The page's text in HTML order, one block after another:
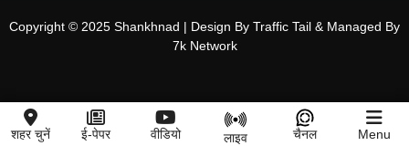
Copyright © 2025 Shankhnad | Design By Traffic Tail & Managed By
7k Network
शहर चुनें ई-पेपर वीडियो लाइव चैनल Menu